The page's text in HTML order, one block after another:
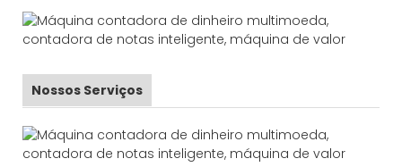
Nossos Serviços